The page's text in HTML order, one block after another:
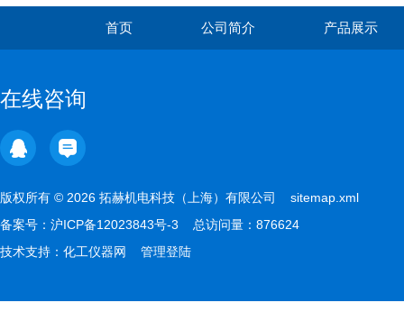
首页 公司简介 产品展示
在线咨询
版权所有 © 2026 拓赫机电科技（上海）有限公司 sitemap.xml
备案号： 沪ICP备12023843号-3 总访问量：876624
技术支持： 化工仪器网 管理登陆